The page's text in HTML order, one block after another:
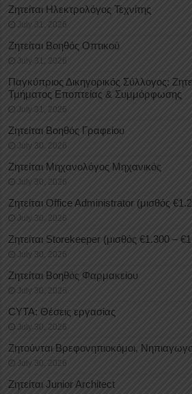
Ζητείται Ηλεκτρολόγος Τεχνίτης
July 31, 2026
Ζητείται Βοηθός Οπτικού
July 31, 2026
Παγκύπριος Δικηγορικός Σύλλογος:
Τμήματος Εποπτείας & Συμμόρφωσης
July 31, 2026
Ζητείται Βοηθός Γραφείου
July 30, 2026
Ζητείται Μηχανολόγος Μηχανικός
July 30, 2026
Ζητείται Office Administrator (μισθός
July 30, 2026
Ζητείται Storekeeper (μισθός €1.300 –
July 30, 2026
Ζητείται Βοηθός Φαρμακείου
July 30, 2026
CYTA: Θέσεις εργασίας
July 30, 2026
Ζητούνται Βρεφονηπιοκόμοι,
July 30, 2026
Ζητείται Junior Architect